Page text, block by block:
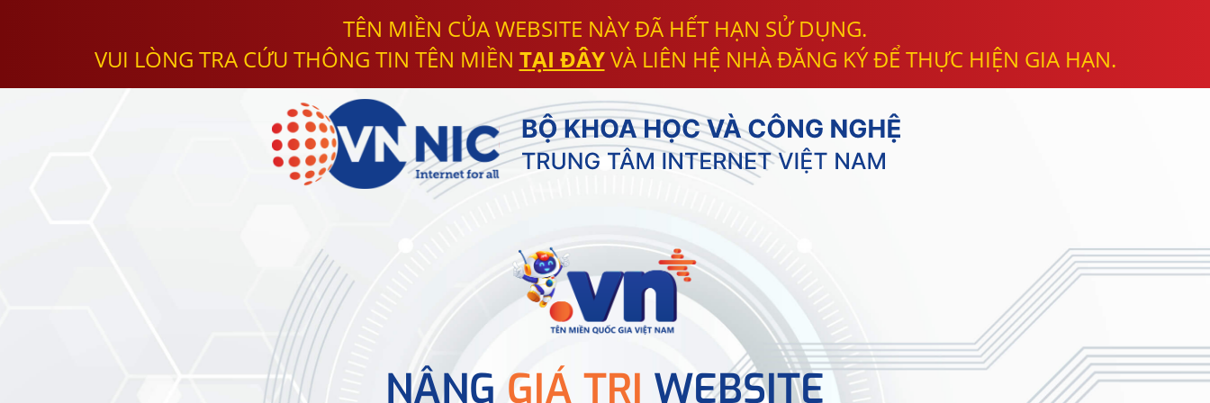
TÊN MIỀN CỦA WEBSITE NÀY ĐÃ HẾT HẠN SỬ DỤNG.
VUI LÒNG TRA CỨU THÔNG TIN TÊN MIỀN TẠI ĐÂYVÀ LIÊN HỆ NHÀ ĐĂNG KÝ ĐỂ THỰC HIỆN GIA HẠN.
NÂNG GIÁ TRỊ WEBSITE